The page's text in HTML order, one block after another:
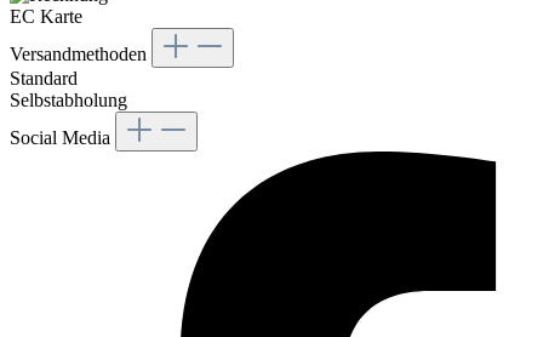
EC Karte
Versandmethoden
Standard
Selbstabholung
Social Media